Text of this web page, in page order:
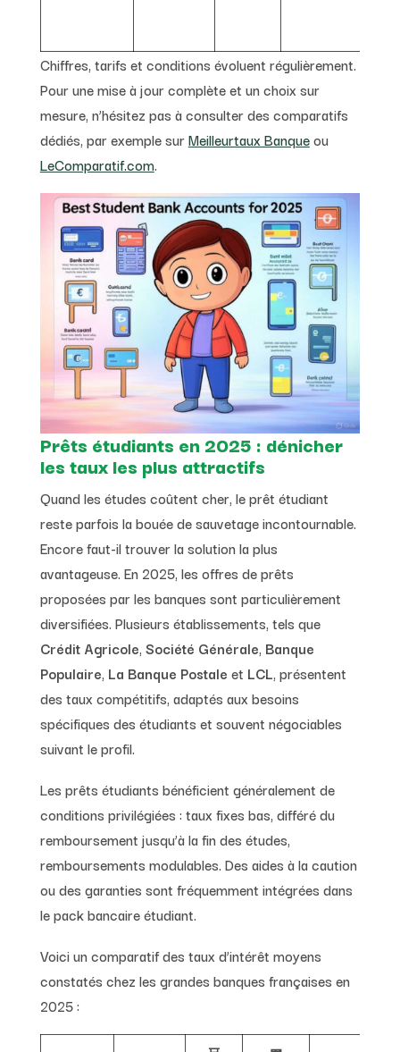
Chiffres, tarifs et conditions évoluent régulièrement.
Pour une mise à jour complète et un choix sur
mesure, n’hésitez pas à consulter des comparatifs
dédiés, par exemple surMeilleurtaux Banqueou
LeComparatif.com.
Prêts étudiants en 2025 : dénicher
les taux les plus attractifs
Quand les études coûtent cher, le prêt étudiant
reste parfois la bouée de sauvetage incontournable.
Encore faut-il trouver la solution la plus
avantageuse. En 2025, les offres de prêts
proposées par les banques sont particulièrement
diversifiées. Plusieurs établissements, tels que
Crédit Agricole, Société Générale, Banque
Populaire, La Banque Postale et LCL, présentent
des taux compétitifs, adaptés aux besoins
spécifiques des étudiants et souvent négociables
suivant le profil.
Les prêts étudiants bénéficient généralement de
conditions privilégiées : taux fixes bas, différé du
remboursement jusqu’à la fin des études,
remboursements modulables. Des aides à la caution
ou des garanties sont fréquemment intégrées dans
le pack bancaire étudiant.
Voici un comparatif des taux d’intérêt moyens
constatés chez les grandes banques françaises en
2025 :